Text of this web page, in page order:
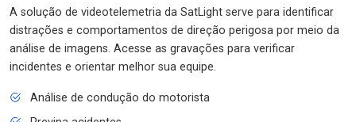
A solução de videotelemetria da SatLight serve para identificar
distrações e comportamentos de direção perigosa por meio da
análise de imagens. Acesse as gravações para verificar
incidentes e orientar melhor sua equipe.
Análise de condução do motorista